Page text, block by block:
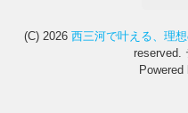
(C) 2026 西三河で叶える、理
reserved.
Powered